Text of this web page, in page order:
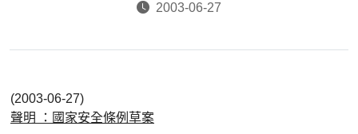
2003-06-27
(2003-06-27)
聲明 ：國家安全條例草案